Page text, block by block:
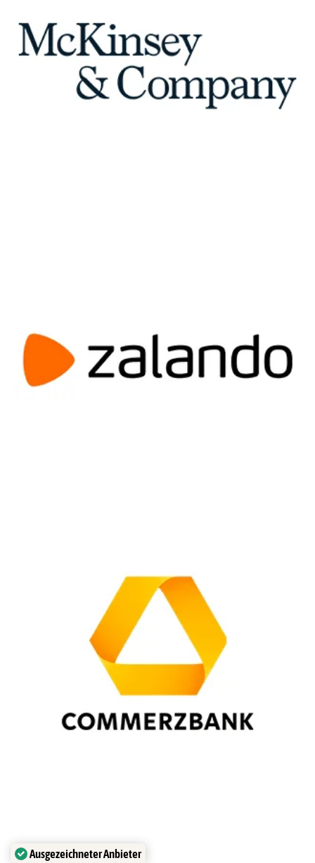
Ausgezeichneter Anbieter